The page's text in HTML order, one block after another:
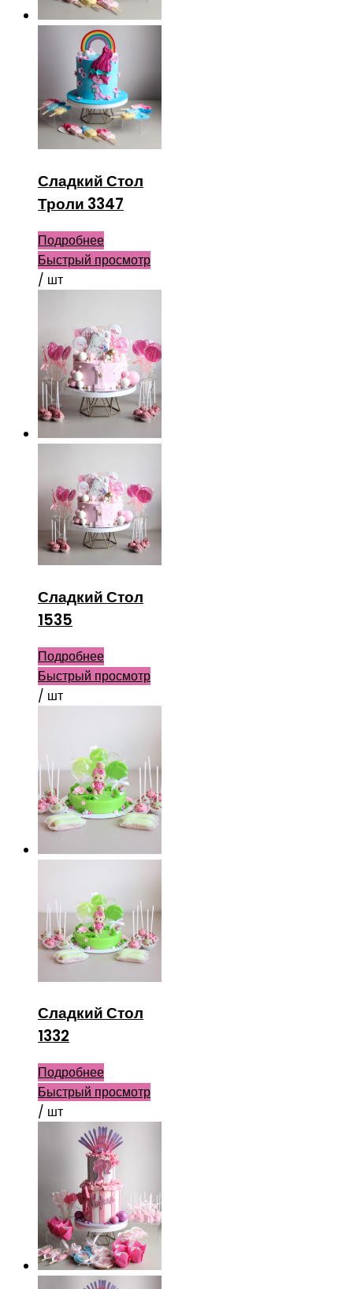
Сладкий Стол
Троли 3347
Подробнее
Быстрый просмотр
/ шт
Сладкий Стол
1535
Подробнее
Быстрый просмотр
/ шт
Сладкий Стол
1332
Подробнее
Быстрый просмотр
/ шт